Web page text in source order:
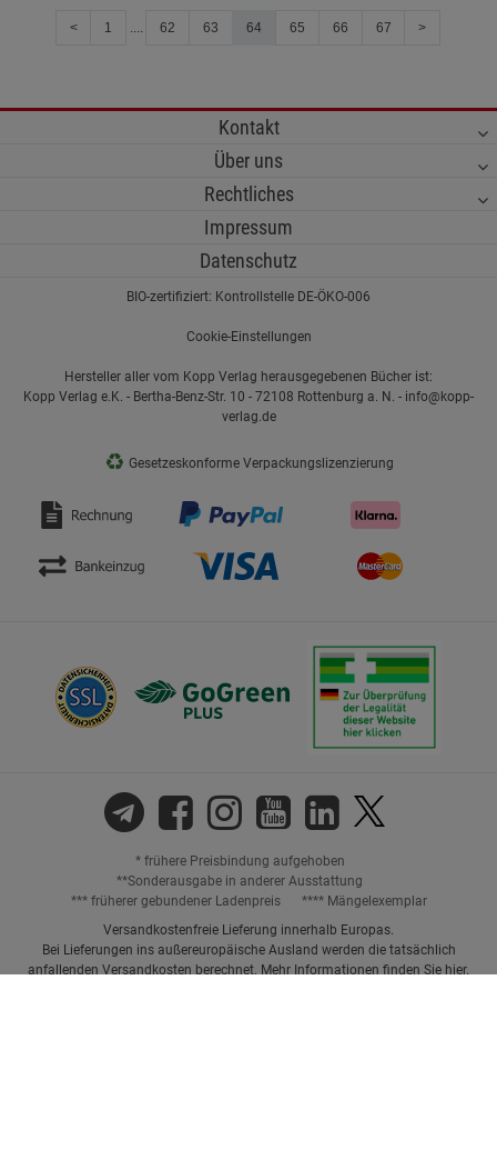
< 1 .... 62 63 64 65 66 67 >
Kontakt
Über uns
Rechtliches
Impressum
Datenschutz
BIO-zertifiziert: Kontrollstelle DE-ÖKO-006
Cookie-Einstellungen
Hersteller aller vom Kopp Verlag herausgegebenen Bücher ist:
Kopp Verlag e.K. - Bertha-Benz-Str. 10 - 72108 Rottenburg a. N. - info@kopp-
verlag.de
♻ Gesetzeskonforme Verpackungslizenzierung
* frühere Preisbindung aufgehoben
**Sonderausgabe in anderer Ausstattung
*** früherer gebundener Ladenpreis
**** Mängelexemplar
Versandkostenfreie Lieferung innerhalb Europas.
Bei Lieferungen ins außereuropäische Ausland werden die tatsächlich
anfallenden Versandkosten berechnet. Mehr Informationen finden Sie hier.